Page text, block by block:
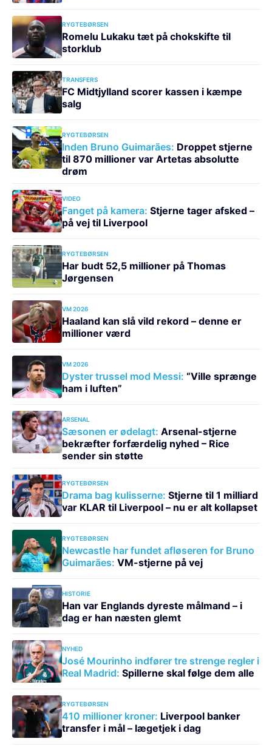
RYGTEBØRSEN
Romelu Lukaku tæt på chokskifte til
storklub
TRANSFERS
FC Midtjylland scorer kassen i kæmpe
salg
RYGTEBØRSEN
Inden Bruno Guimarães: Droppet stjerne
til 870 millioner var Artetas absolutte
drøm
VIDEO
Fanget på kamera: Stjerne tager afsked –
på vej til Liverpool
RYGTEBØRSEN
Har budt 52,5 millioner på Thomas
Jørgensen
VM 2026
Haaland kan slå vild rekord – denne er
millioner værd
VM 2026
Dyster trussel mod Messi: “Ville sprænge
ham i luften”
ARSENAL
Sæsonen er ødelagt: Arsenal-stjerne
bekræfter forfærdelig nyhed – Rice
sender sin støtte
RYGTEBØRSEN
Drama bag kulisserne: Stjerne til 1 milliard
var KLAR til Liverpool – nu er alt kollapset
RYGTEBØRSEN
Newcastle har fundet afløseren for Bruno
Guimarães: VM-stjerne på vej
HISTORIE
Han var Englands dyreste målmand – i
dag er han næsten glemt
NYHED
José Mourinho indfører tre strenge regler i
Real Madrid: Spillerne skal følge dem alle
RYGTEBØRSEN
410 millioner kroner: Liverpool banker
transfer i mål – lægetjek i dag